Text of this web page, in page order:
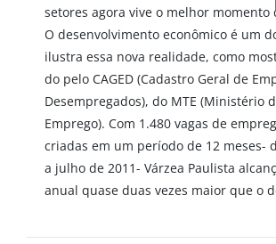
setores agora vive o melhor momento
O desenvolvimento econômico é um
ilustra essa nova realidade, como
do pelo CAGED (Cadastro Geral de
Desempregados), do MTE (Ministério
Emprego). Com 1.480 vagas de
criadas em um período de 12 meses-
a julho de 2011- Várzea Paulista
anual quase duas vezes maior que o